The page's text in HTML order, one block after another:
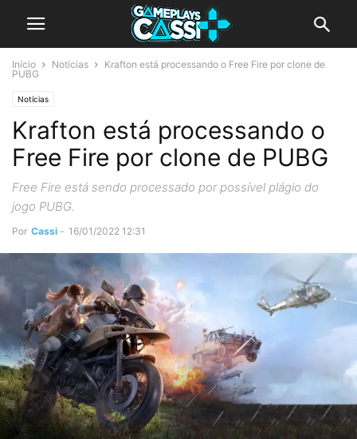
Início Notícias
Krafton está processando o Free Fire por clone de
PUBG
Notícias
Krafton está processando o
Free Fire por clone de PUBG
Free Fire está sendo processado por possível plágio do
jogo PUBG.
Por Cassi - 16/01/2022 12:31